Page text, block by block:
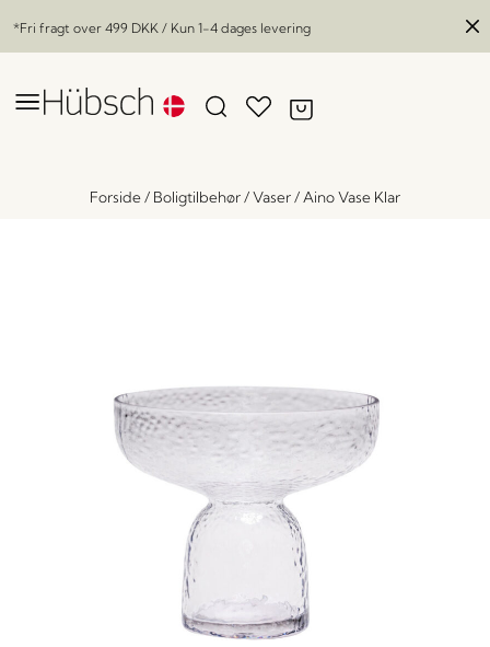
*Fri fragt over 499 DKK / Kun 1-4 dages levering
Forside/ Boligtilbehør/Vaser/ Aino Vase Klar